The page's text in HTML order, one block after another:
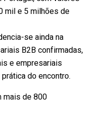
mil e 5 milhões de
se ainda na
B2B confirmadas,
e empresariais
do encontro.
mais de 800